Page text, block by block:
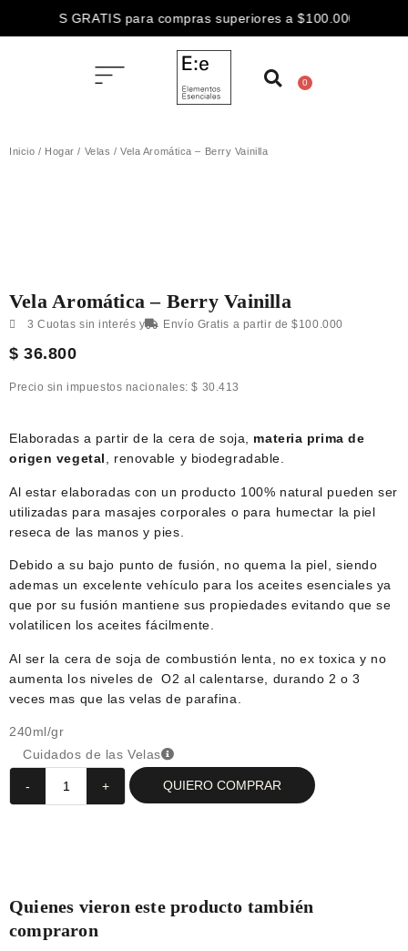
ENVÍOS GRATIS para compras superiores a $100.000
3 CUOTAS SIN INTERÉS abonando con
ENVÍOS GRATIS para compras superiores a $100.000
0
Inicio / Hogar / Velas / Vela Aromática – Berry Vainilla
Vela Aromática – Berry Vainilla
3 Cuotas sin interés y Envío Gratis a partir de $100.000
$ 36.800
Precio sin impuestos nacionales:$ 30.413
Elaboradas a partir de la cera de soja, materia prima de
origen vegetal, renovable y biodegradable.
Al estar elaboradas con un producto 100% natural pueden ser
utilizadas para masajes corporales o para humectar la piel
reseca de las manos y pies.
Debido a su bajo punto de fusión, no quema la piel, siendo
ademas un excelente vehículo para los aceites esenciales ya
que por su fusión mantiene sus propiedades evitando que se
volatilicen los aceites fácilmente.
Al ser la cera de soja de combustión lenta, no ex toxica y no
aumenta los niveles de O2 al calentarse, durando 2 o 3
veces mas que las velas de parafina.
240ml/gr
Cuidados de las Velas
- + QUIERO COMPRAR
Quienes vieron este producto también
compraron